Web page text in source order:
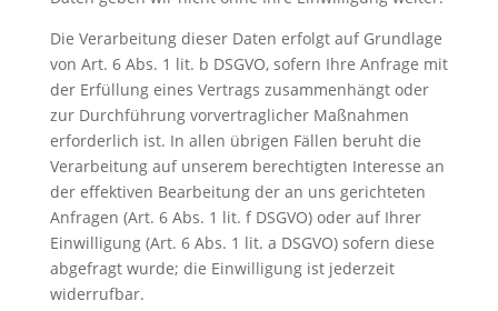
Die Verarbeitung dieser Daten erfolgt auf Grundlage
von Art. 6 Abs. 1 lit. b DSGVO, sofern Ihre Anfrage mit
der Erfüllung eines Vertrags zusammenhängt oder
zur Durchführung vorvertraglicher Maßnahmen
erforderlich ist. In allen übrigen Fällen beruht die
Verarbeitung auf unserem berechtigten Interesse an
der effektiven Bearbeitung der an uns gerichteten
Anfragen (Art. 6 Abs. 1 lit. f DSGVO) oder auf Ihrer
Einwilligung (Art. 6 Abs. 1 lit. a DSGVO) sofern diese
abgefragt wurde; die Einwilligung ist jederzeit
widerrufbar.